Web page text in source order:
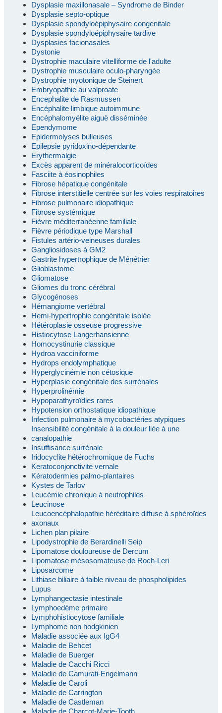
Dysplasie maxillonasale – Syndrome de Binder
Dysplasie septo-optique
Dysplasie spondyloépiphysaire congenitale
Dysplasie spondyloépiphysaire tardive
Dysplasies facionasales
Dystonie
Dystrophie maculaire vitelliforme de l'adulte
Dystrophie musculaire oculo-pharyngée
Dystrophie myotonique de Steinert
Embryopathie au valproate
Encephalite de Rasmussen
Encéphalite limbique autoimmune
Encéphalomyélite aiguë disséminée
Ependymome
Epidermolyses bulleuses
Epilepsie pyridoxino-dépendante
Erythermalgie
Excès apparent de minéralocorticoïdes
Fasciite à éosinophiles
Fibrose hépatique congénitale
Fibrose interstitielle centrée sur les voies respiratoires
Fibrose pulmonaire idiopathique
Fibrose systémique
Fièvre méditerranéenne familiale
Fièvre périodique type Marshall
Fistules artério-veineuses durales
Gangliosidoses à GM2
Gastrite hypertrophique de Ménétrier
Glioblastome
Gliomatose
Gliomes du tronc cérébral
Glycogénoses
Hémangiome vertébral
Hemi-hypertrophie congénitale isolée
Hétéroplasie osseuse progressive
Histiocytose Langerhansienne
Homocystinurie classique
Hydroa vacciniforme
Hydrops endolymphatique
Hyperglycinémie non cétosique
Hyperplasie congénitale des surrénales
Hyperprolinémie
Hypoparathyroïdies rares
Hypotension orthostatique idiopathique
Infection pulmonaire à mycobactéries atypiques
Insensibilité congénitale à la douleur liée à une
canalopathie
Insuffisance surrénale
Iridocyclite hétérochromique de Fuchs
Keratoconjonctivite vernale
Kératodermies palmo-plantaires
Kystes de Tarlov
Leucémie chronique à neutrophiles
Leucinose
Leucoencéphalopathie héréditaire diffuse à sphéroïdes
axonaux
Lichen plan pilaire
Lipodystrophie de Berardinelli Seip
Lipomatose douloureuse de Dercum
Lipomatose mésosomateuse de Roch-Leri
Liposarcome
Lithiase biliaire à faible niveau de phospholipides
Lupus
Lymphangectasie intestinale
Lymphoedème primaire
Lymphohistiocytose familiale
Lymphome non hodgkinien
Maladie associée aux IgG4
Maladie de Behcet
Maladie de Buerger
Maladie de Cacchi Ricci
Maladie de Camurati-Engelmann
Maladie de Caroli
Maladie de Carrington
Maladie de Castleman
Maladie de Charcot-Marie-Tooth